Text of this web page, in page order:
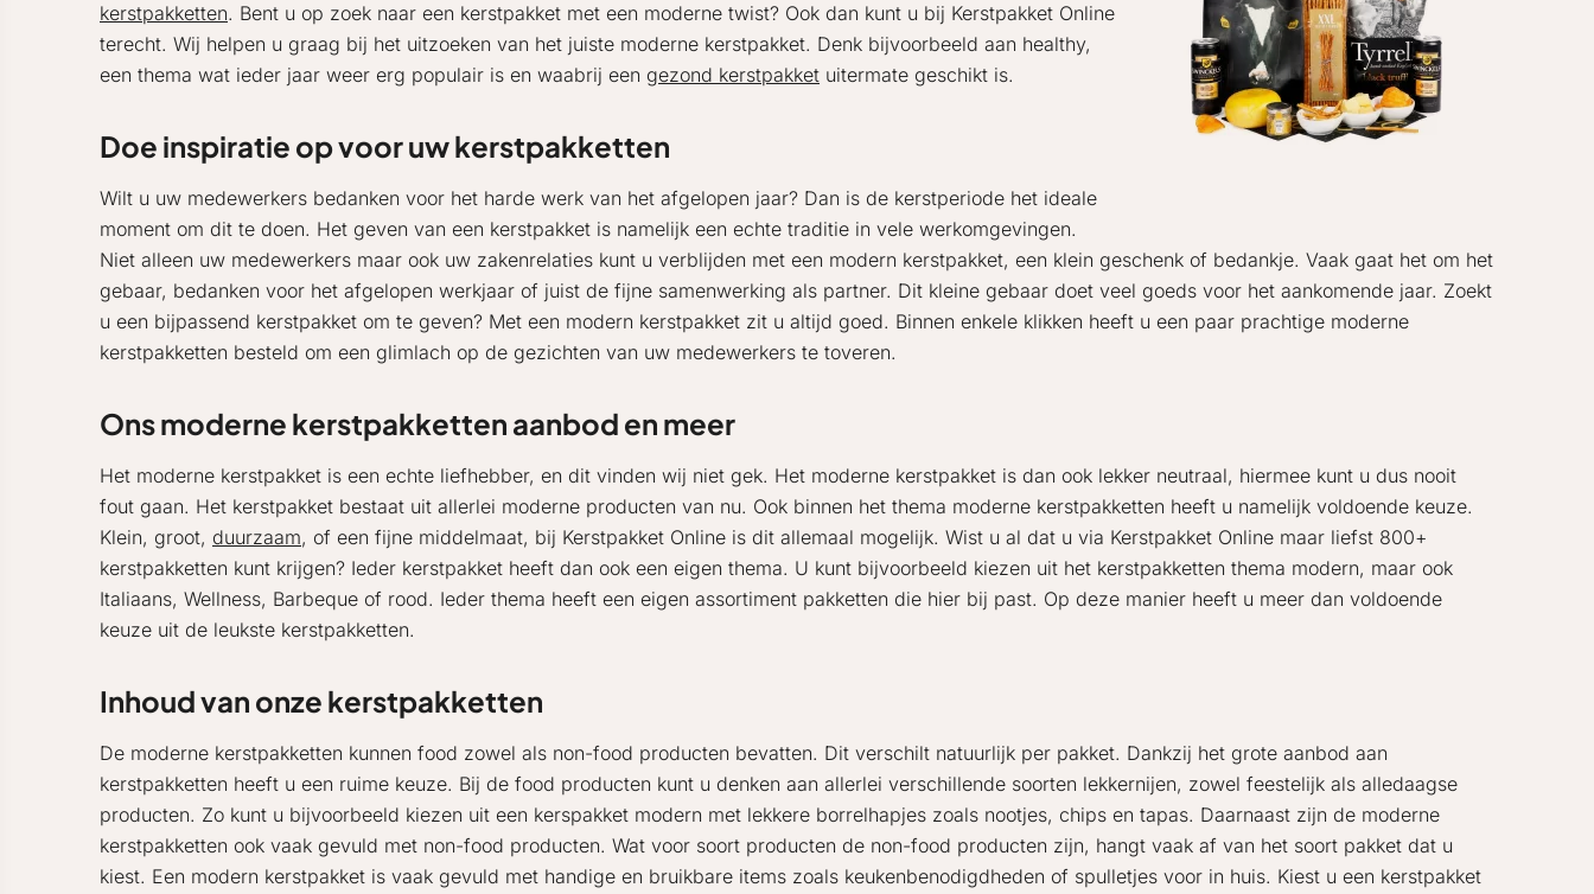
kerstpakketten. Bent u op zoek naar een kerstpakket met een moderne twist? Ook dan kunt u bij Kerstpakket Online
terecht. Wij helpen u graag bij het uitzoeken van het juiste moderne kerstpakket. Denk bijvoorbeeld aan healthy,
een thema wat ieder jaar weer erg populair is en waabrij een gezond kerstpakket uitermate geschikt is.
Doe inspiratie op voor uw kerstpakketten
Wilt u uw medewerkers bedanken voor het harde werk van het afgelopen jaar? Dan is de kerstperiode het ideale
moment om dit te doen. Het geven van een kerstpakket is namelijk een echte traditie in vele werkomgevingen.
Niet alleen uw medewerkers maar ook uw zakenrelaties kunt u verblijden met een modern kerstpakket, een klein geschenk of bedankje. Vaak gaat het om het
gebaar, bedanken voor het afgelopen werkjaar of juist de fijne samenwerking als partner. Dit kleine gebaar doet veel goeds voor het aankomende jaar. Zoekt
u een bijpassend kerstpakket om te geven? Met een modern kerstpakket zit u altijd goed. Binnen enkele klikken heeft u een paar prachtige moderne
kerstpakketten besteld om een glimlach op de gezichten van uw medewerkers te toveren.
Ons moderne kerstpakketten aanbod en meer
Het moderne kerstpakket is een echte liefhebber, en dit vinden wij niet gek. Het moderne kerstpakket is dan ook lekker neutraal, hiermee kunt u dus nooit
fout gaan. Het kerstpakket bestaat uit allerlei moderne producten van nu. Ook binnen het thema moderne kerstpakketten heeft u namelijk voldoende keuze.
Klein, groot, duurzaam, of een fijne middelmaat, bij Kerstpakket Online is dit allemaal mogelijk. Wist u al dat u via Kerstpakket Online maar liefst 800+
kerstpakketten kunt krijgen? Ieder kerstpakket heeft dan ook een eigen thema. U kunt bijvoorbeeld kiezen uit het kerstpakketten thema modern, maar ook
Italiaans, Wellness, Barbeque of rood. Ieder thema heeft een eigen assortiment pakketten die hier bij past. Op deze manier heeft u meer dan voldoende
keuze uit de leukste kerstpakketten.
Inhoud van onze kerstpakketten
De moderne kerstpakketten kunnen food zowel als non-food producten bevatten. Dit verschilt natuurlijk per pakket. Dankzij het grote aanbod aan
kerstpakketten heeft u een ruime keuze. Bij de food producten kunt u denken aan allerlei verschillende soorten lekkernijen, zowel feestelijk als alledaagse
producten. Zo kunt u bijvoorbeeld kiezen uit een kerspakket modern met lekkere borrelhapjes zoals nootjes, chips en tapas. Daarnaast zijn de moderne
kerstpakketten ook vaak gevuld met non-food producten. Wat voor soort producten de non-food producten zijn, hangt vaak af van het soort pakket dat u
kiest. Een modern kerstpakket is vaak gevuld met handige en bruikbare items zoals keukenbenodigdheden of spulletjes voor in huis. Kiest u een kerstpakket